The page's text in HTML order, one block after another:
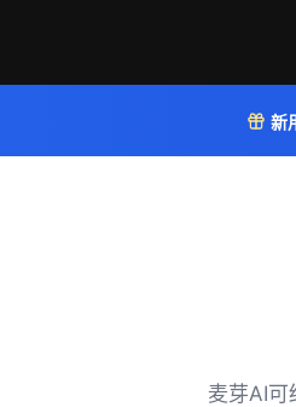
新
麦芽AI可